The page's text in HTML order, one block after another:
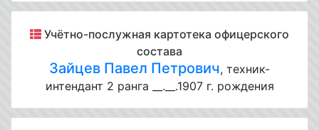
Учётно-послужная картотека офицерского
состава
Зайцев Павел Петрович, техник-
интендант 2 ранга __.__.1907 г. рождения